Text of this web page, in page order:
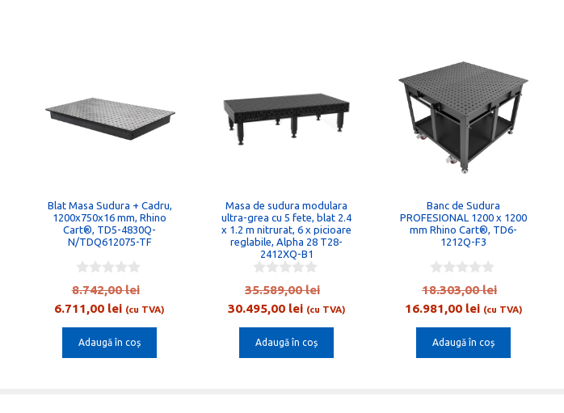
Blat Masa Sudura + Cadru,
1200x750x16 mm, Rhino
Cart®, TD5-4830Q-
N/TDQ612075-TF
0
o
u
f
5
8.742,00lei
inițial
a
6.711,00 leiPrețul
curent
este:
(cu TVA)
Adaugă în coș
Masa de sudura modulara
ultra-grea cu 5 fete, blat 2.4
x 1.2 m nitrurat, 6 x picioare
reglabile, Alpha 28 T28-
2412XQ-B1
0
o
u
f
5
35.589,00lei
inițial
a
30.495,00 leiPrețul
curent
este:
(cu TVA)
Adaugă în coș
Banc de Sudura
PROFESIONAL 1200 x 1200
mm Rhino Cart®, TD6-
1212Q-F3
0
o
u
f
5
18.303,00lei
inițial
a
16.981,00 leiPrețul
curent
este:
(cu TVA)
Adaugă în coș